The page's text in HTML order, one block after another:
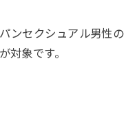
ンセクシュアル男性の
対象です。